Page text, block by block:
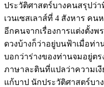
ประวัติศาสตร์บางคนสรุปว่
เวนเซสเลาส์ที่ 4 สังหาร ค
อีกคนจากเรื่องการแต่งตั้งพ
ดวงบ้างก็ว่าอยู่บนฟ้าเมื่อท่า
บอกว่าร่างของท่านจมอยู่ต
ภาษาละตินที่แปลว่าความเงี
แก้บาป นักประวัติศาสตร์บ